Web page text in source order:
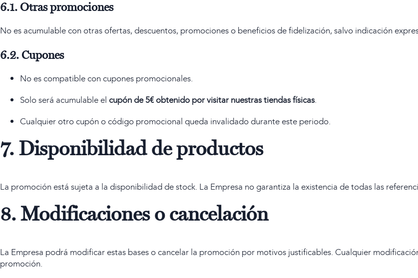
6.1. Otras promociones
No es acumulable con otras ofertas, descuentos, promociones o beneficios de fidelización, salvo indicación
6.2. Cupones
No es compatible con cupones promocionales.
Solo será acumulable el cupón de 5€ obtenido por visitar nuestras tiendas físicas.
Cualquier otro cupón o código promocional queda invalidado durante este periodo.
7. Disponibilidad de productos
La promoción está sujeta a la disponibilidad de stock. La Empresa no garantiza la existencia de todas las
8. Modificaciones o cancelación
La Empresa podrá modificar estas bases o cancelar la promoción por motivos justificables. Cualquier
promoción.